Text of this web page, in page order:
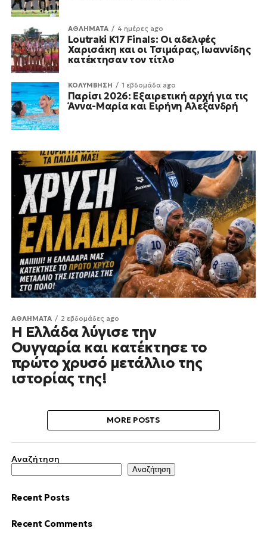
ΑΘΛΗΜΑΤΑ 4 ημέρες ago
Loutraki K17 Finals: Οι αδελφές
Χαρισάκη και οι Τσιμάρας, Ιωαννίδης
κατέκτησαν τον τίτλο
ΚΟΛΥΜΒΗΣΗ 1 εβδομάδα ago
Παρίσι 2026: Εξαιρετική αρχή για τις
Άννα-Μαρία και Ειρήνη Αλεξανδρή
ΑΘΛΗΜΑΤΑ 2 εβδομάδες ago
Η Ελλάδα λύγισε την
Ουγγαρία και κατέκτησε το
πρώτο χρυσό μετάλλιο της
ιστορίας της!
MORE POSTS
Αναζήτηση
Αναζήτηση
Recent Posts
Recent Comments